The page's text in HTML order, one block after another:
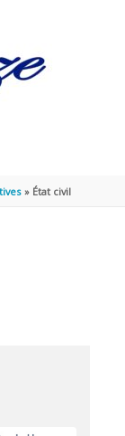
État civil